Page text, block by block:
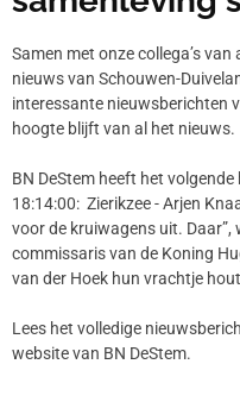
Samen met onze collega’s
nieuws van Schouwen-
interessante nieuwsberichten
hoogte blijft van al het nieuws.
BN DeStem heeft het
18:14:00: Zierikzee - Arjen
voor de kruiwagens uit.
commissaris van de Koning
van der Hoek hun vrachtje
Lees het volledige
website van BN DeStem.